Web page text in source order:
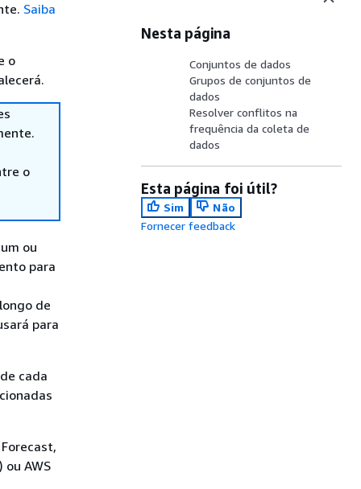
Saiba
o
o
ou
para
de
para
cada
ou AWS
Nesta página
Conjuntos de dados
Grupos de conjuntos de
dados
Resolver conflitos na
frequência da coleta de
dados
Esta página foi útil?
Sim
Não
Fornecer feedback